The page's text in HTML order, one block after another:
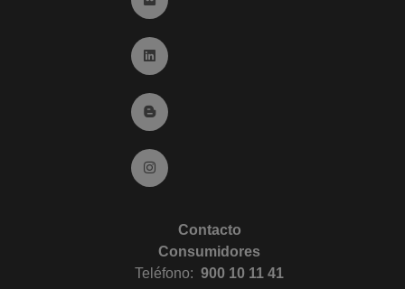
Ir a Linkedin (abre en ventana nueva)
Ir al Blog (abre en ventana nueva)
Ir a Instagram (abre en ventana nueva)
Contacto
Consumidores
Teléfono: 900 10 11 41